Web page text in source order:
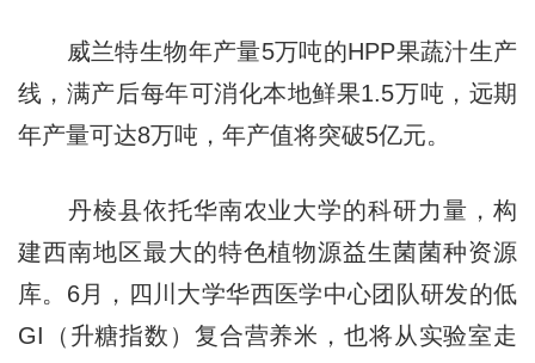
威兰特生物年产量5万吨的HPP果蔬汁生产
线，满产后每年可消化本地鲜果1.5万吨，远期
年产量可达8万吨，年产值将突破5亿元。
丹棱县依托华南农业大学的科研力量，构
建西南地区最大的特色植物源益生菌菌种资源
库。6月，四川大学华西医学中心团队研发的低
GI（升糖指数）复合营养米，也将从实验室走